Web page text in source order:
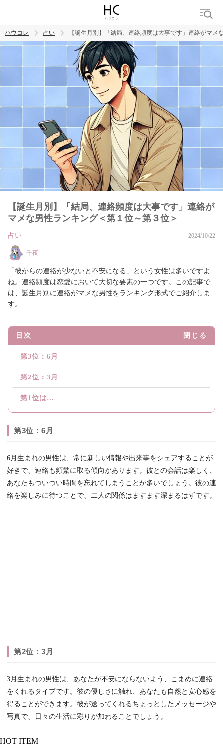
トレンド ワード
ハウコレ 占い 【誕生月別】「結局、連絡頻度は大事です」連絡がマメ
【誕生月別】「結局、連絡頻度は大事です」連絡が
マメな男性ランキング＜第１位～第３位＞
占い 2024/10/22
千夜
「彼からの連絡が少ないと不安になる」という女性は多いですよ
ね。連絡頻度は恋愛において大切な要素の一つです。この記事で
は、誕生月別に連絡がマメな男性をランキング形式でご紹介しま
す。
目次 閉じる
第3位：6月
第2位：3月
第1位は…
第3位：6月
6月生まれの男性は、常に新しい情報や出来事をシェアすることが
好きで、連絡も頻繁に取る傾向があります。彼との会話は楽しく、
あなたもついつい時間を忘れてしまうことが多いでしょう。彼の連
絡を楽しみに待つことで、二人の関係はますます深まるはずです。
第2位：3月
3月生まれの男性は、あなたが不安にならないよう、こまめに連絡
をくれるタイプです。彼の優しさに触れ、あなたも自然と安心感を
得ることができます。彼が送ってくれるちょっとしたメッセージや
写真で、日々の生活に彩りが加わることでしょう。
HOT ITEM